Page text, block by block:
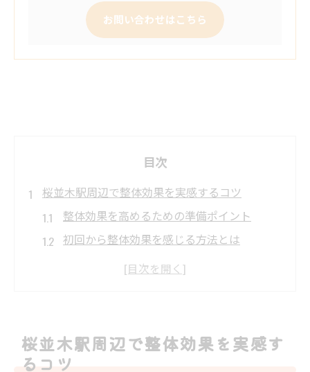
お問い合わせはこちら
目次
桜並木駅周辺で整体効果を実感するコツ
整体効果を高めるための準備ポイント
初回から整体効果を感じる方法とは
整体の体験談を活かした選び方ガイド
整体を受けるなら回数と変化の目安は
整体は何回で効果が出るのか徹底解説
桜並木駅周辺で整体効果を実感す
るコツ